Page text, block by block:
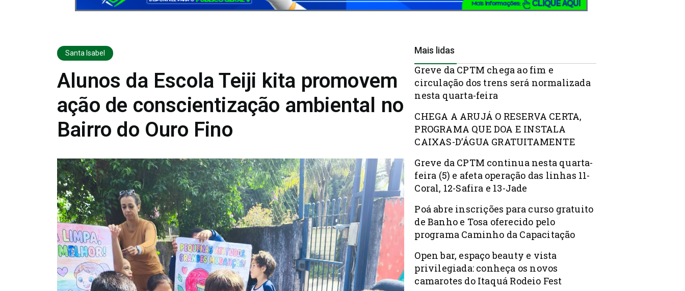
Santa Isabel
Alunos da Escola Teiji kita promovem
ação de conscientização ambiental no
Bairro do Ouro Fino
Mais lidas
Greve da CPTM chega ao fim e
circulação dos trens será normalizada
nesta quarta-feira
CHEGA A ARUJÁ O RESERVA CERTA,
PROGRAMA QUE DOA E INSTALA
CAIXAS-D’ÁGUA GRATUITAMENTE
Greve da CPTM continua nesta quarta-
feira (5) e afeta operação das linhas 11-
Coral, 12-Safira e 13-Jade
Poá abre inscrições para curso gratuito
de Banho e Tosa oferecido pelo
programa Caminho da Capacitação
Open bar, espaço beauty e vista
privilegiada: conheça os novos
camarotes do Itaquá Rodeio Fest